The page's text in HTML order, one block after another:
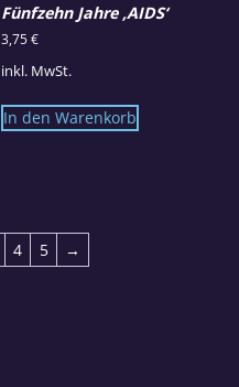
Fünfzehn Jahre ‚AIDS‘
3,75€
inkl. MwSt.
In den Warenkorb
4 5 →